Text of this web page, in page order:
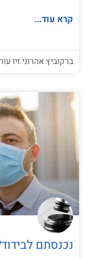
קרא עוד...
ברקוביץ אהרוני זיו
נכנסתם